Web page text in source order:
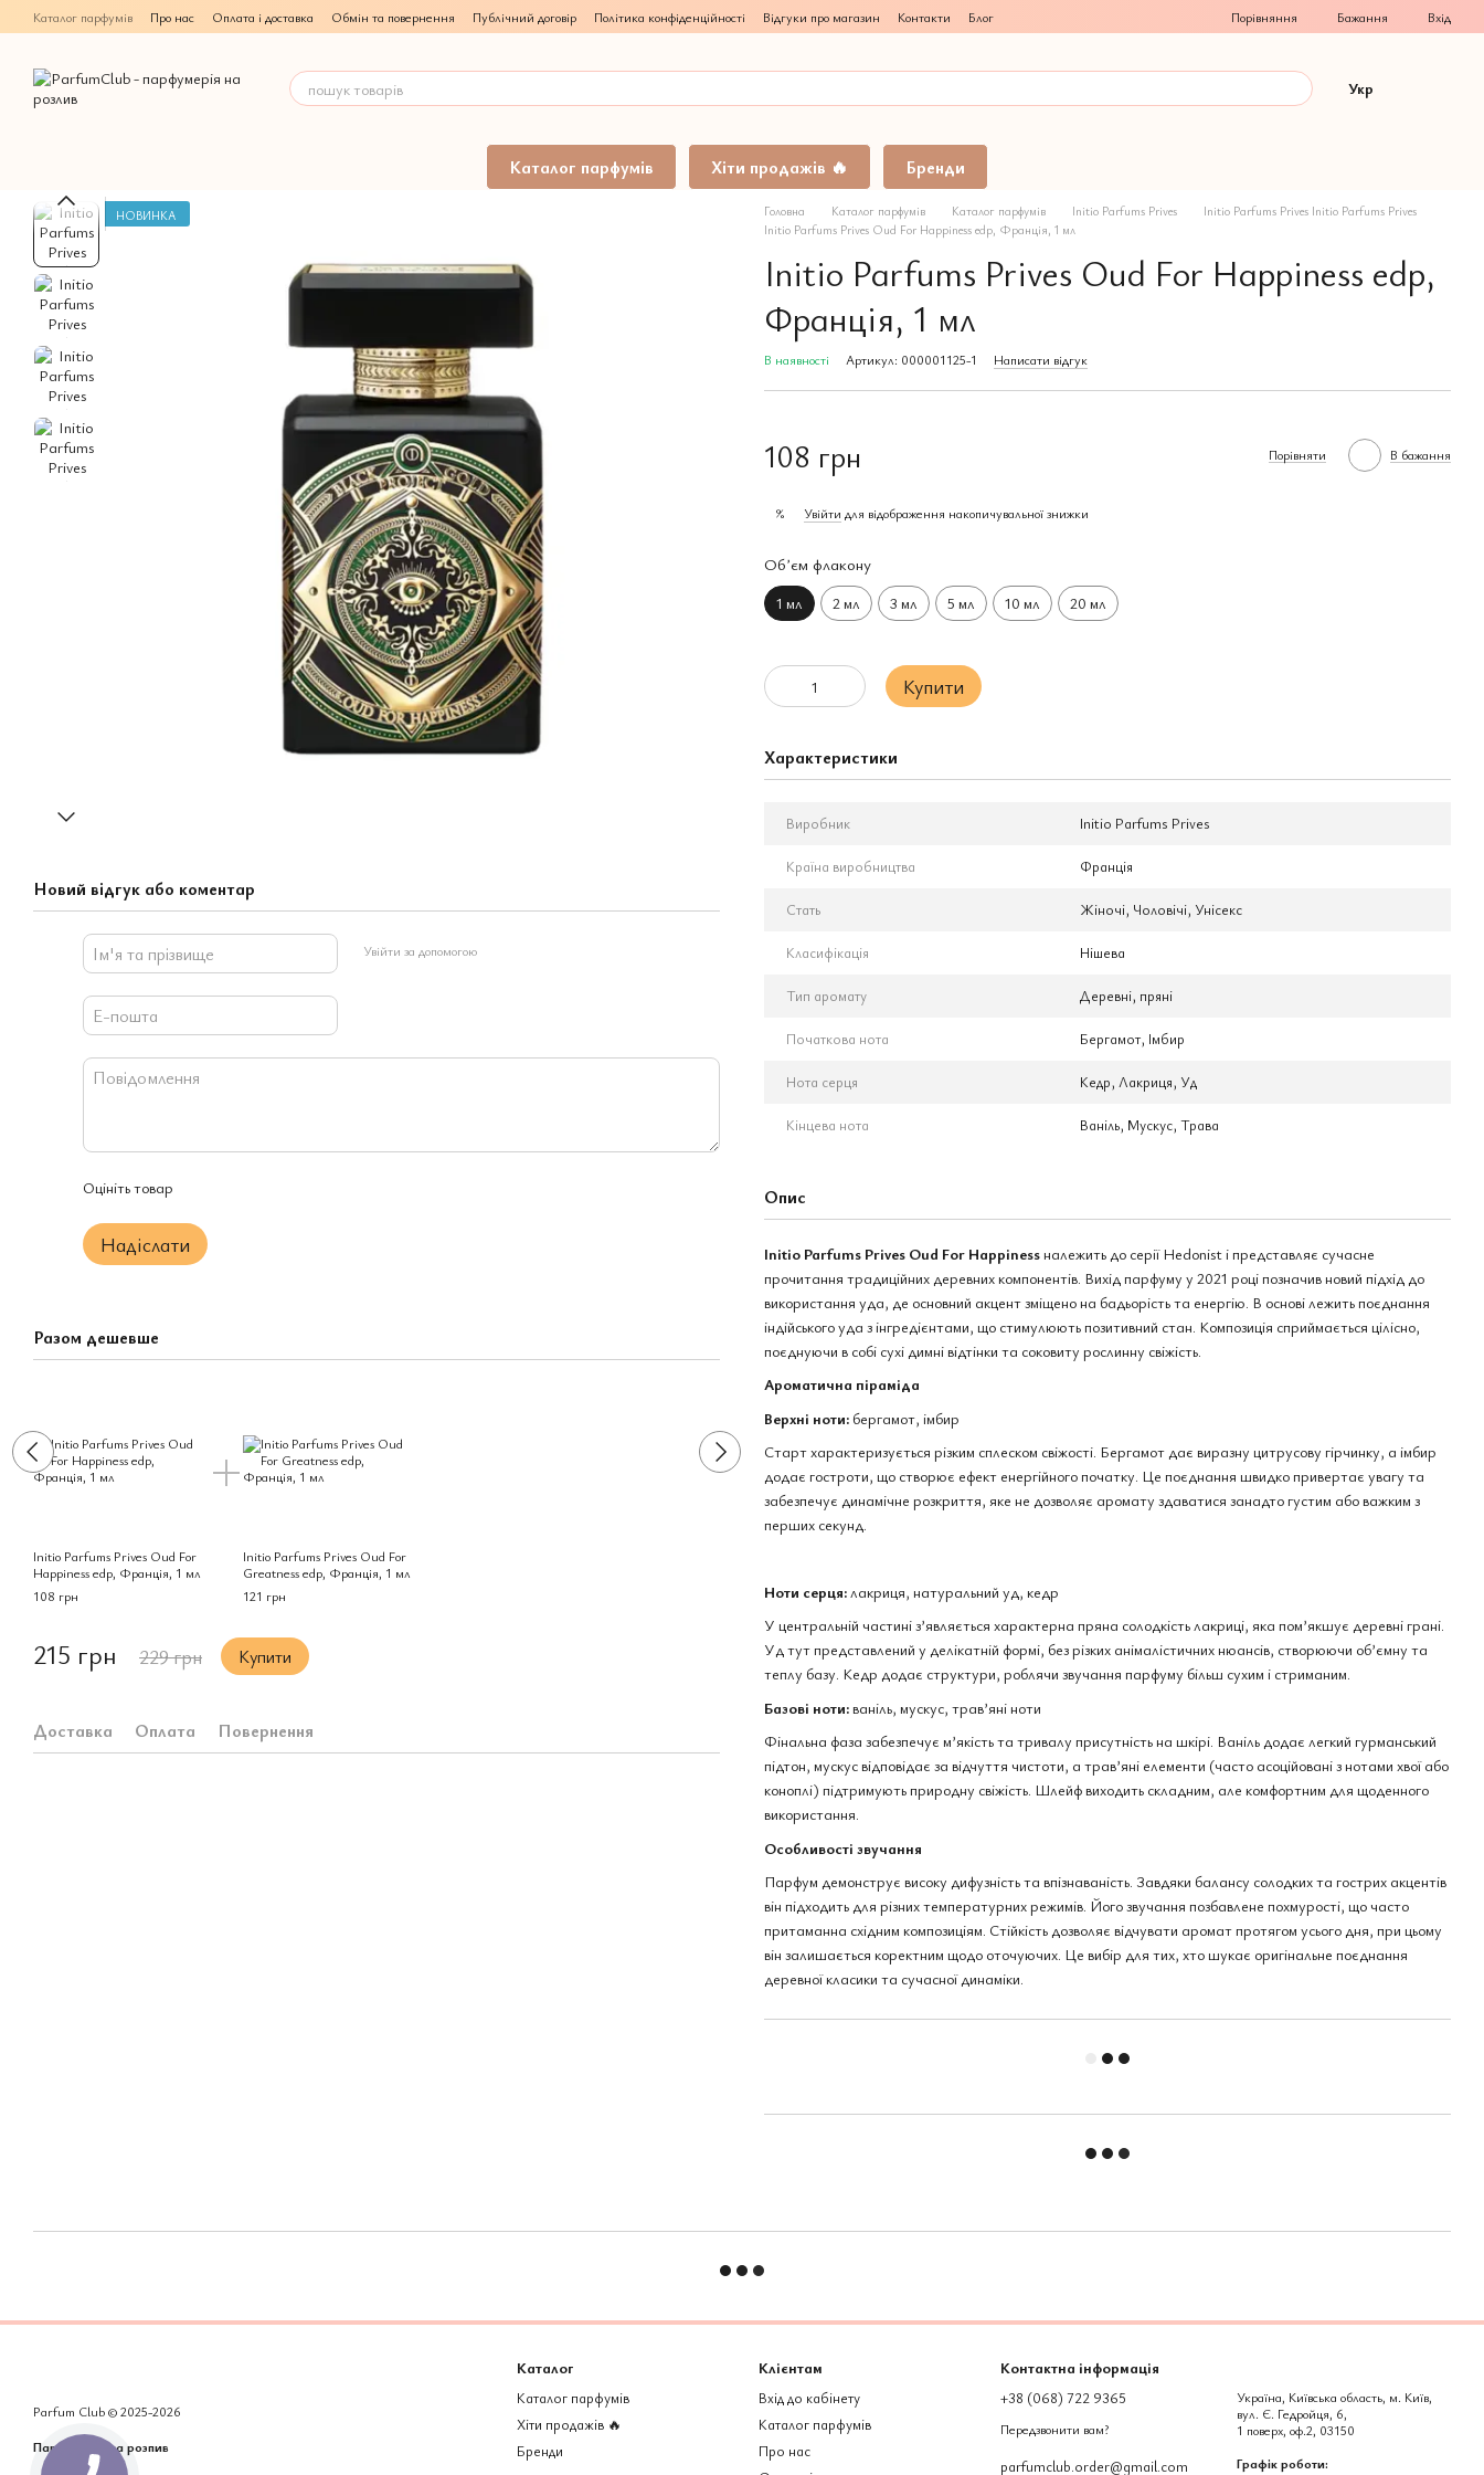
Перейти до основного контенту
Каталог парфумів Про нас Оплата і доставка Обмін та повернення Публічний договір Політика конфіденційності Відгуки про магазин Контакти Блог Порівняння Бажання Вхід
Укр
Каталог парфумів Хіти продажів 🔥 Бренди
НОВИНКА
Новий відгук або коментар
Увійти за допомогою
Оцініть товар
Надіслати
Разом дешевше
Initio Parfums Prives Oud For
Happiness edp, Франція, 1 мл
108 грн
Initio Parfums Prives Oud For
Greatness edp, Франція, 1 мл
121 грн
215 грн 229 грн Купити
Разом дешевше
318 грн
400 грн 426 грн Купити
Доставка Оплата Повернення
Головна Каталог парфумів Каталог парфумів Initio Parfums Prives
Initio Parfums Prives Initio Parfums Prives
Initio Parfums Prives Oud For Happiness edp, Франція, 1 мл
Initio Parfums Prives Oud For Happiness edp,
Франція, 1 мл
В наявності Артикул: 000001125-1 Написати відгук
108 грн Порівняти В бажання
% Увійти для відображення накопичувальної знижки
Обʼєм флакону
1 мл 2 мл 3 мл 5 мл 10 мл 20 мл
Купити
Характеристики
Виробник Initio Parfums Prives
Країна виробництва Франція
Стать Жіночі, Чоловічі, Унісекс
Класифікація Нішева
Тип аромату Деревні, пряні
Початкова нота Бергамот, Імбир
Нота серця Кедр, Лакриця, Уд
Кінцева нота Ваніль, Мускус, Трава
Опис
Initio Parfums Prives Oud For Happiness належить до серії Hedonist і представляє сучасне
прочитання традиційних деревних компонентів. Вихід парфуму у 2021 році позначив новий підхід до
використання уда, де основний акцент зміщено на бадьорість та енергію. В основі лежить поєднання
індійського уда з інгредієнтами, що стимулюють позитивний стан. Композиція сприймається цілісно,
поєднуючи в собі сухі димні відтінки та соковиту рослинну свіжість.
Ароматична піраміда
Верхні ноти: бергамот, імбир
Старт характеризується різким сплеском свіжості. Бергамот дає виразну цитрусову гірчинку, а імбир
додає гостроти, що створює ефект енергійного початку. Це поєднання швидко привертає увагу та
забезпечує динамічне розкриття, яке не дозволяє аромату здаватися занадто густим або важким з
перших секунд.
Ноти серця:лакриця, натуральний уд, кедр
У центральній частині з’являється характерна пряна солодкість лакриці, яка пом’якшує деревні грані.
Уд тут представлений у делікатній формі, без різких анімалістичних нюансів, створюючи об’ємну та
теплу базу. Кедр додає структури, роблячи звучання парфуму більш сухим і стриманим.
Базові ноти: ваніль, мускус, трав’яні ноти
Фінальна фаза забезпечує м’якість та тривалу присутність на шкірі. Ваніль додає легкий гурманський
підтон, мускус відповідає за відчуття чистоти, а трав’яні елементи (часто асоційовані з нотами хвої або
коноплі) підтримують природну свіжість. Шлейф виходить складним, але комфортним для щоденного
використання.
Особливості звучання
Парфум демонструє високу дифузність та впізнаваність. Завдяки балансу солодких та гострих акцентів
він підходить для різних температурних режимів. Його звучання позбавлене похмурості, що часто
притаманна східним композиціям. Стійкість дозволяє відчувати аромат протягом усього дня, при цьому
він залишається коректним щодо оточуючих. Це вибір для тих, хто шукає оригінальне поєднання
деревної класики та сучасної динаміки.
Parfum Club © 2025-2026
Парфумерія на розпив
Каталог
Каталог парфумів
Хіти продажів 🔥
Бренди
Клієнтам
Вхід до кабінету
Каталог парфумів
Про нас
Контактна інформація
+38 (068) 722 9365
Передзвонити вам?
parfumclub.order@gmail.com
Україна, Київська область, м. Київ,
вул. Є. Гедройця, 6,
1 поверх, оф.2, 03150
Графік роботи: